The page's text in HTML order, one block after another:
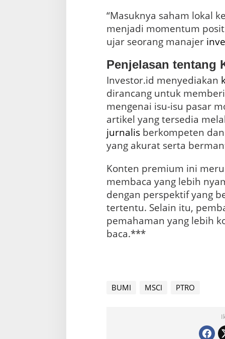
“Masuknya saham lokal
menjadi momentum
ujar seorang manajer
Penjelasan tentang
Investor.id menyediakan
dirancang untuk
mengenai isu-isu pasar
artikel yang tersedia
jurnalisberkompeten
yang akurat serta
Konten premium ini
membaca yang lebih
dengan perspektif yang
tertentu. Selain itu,
pemahaman yang lebih
baca.***
BUMI MSCI PTRO